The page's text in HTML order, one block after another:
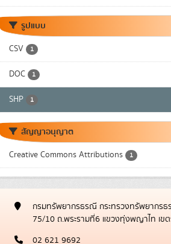
รูปแบบ
CSV 1
DOC 1
SHP 1
สัญญาอนุญาต
Creative Commons Attributions 1
กรมทรัพยากรธรณี กระทรวงทรัพยากรธ
75/10 ถ.พระรามที่6 แขวงทุ่งพญาไท เข
02 621 9692